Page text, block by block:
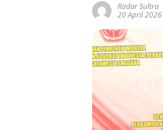
Radar Sultra
20 April 2026